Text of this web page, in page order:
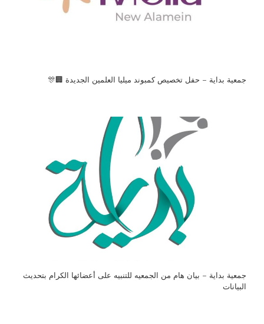
جمعية بداية – حفل تخصيص كمبوند ميليا العلمين الجديدة 🏢🎊
جمعية بداية – بيان هام من الجمعيه للتنبيه على أعضائها الكرام بتحديث
البيانات